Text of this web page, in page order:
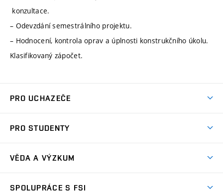
konzultace.
– Odevzdání semestrálního projektu.
– Hodnocení, kontrola oprav a úplnosti konstrukčního úkolu.
Klasifikovaný zápočet.
PRO UCHAZEČE
Ambasadoři studia
Zápisy
PRO STUDENTY
Studijní předpisy
VĚDA A VÝZKUM
SPOLUPRÁCE S FSI